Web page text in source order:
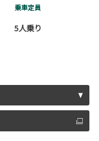
乗車定員
5人乗り